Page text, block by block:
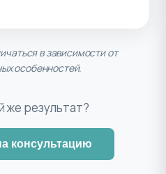
в зависимости от
особенностей.
же результат?
консультацию